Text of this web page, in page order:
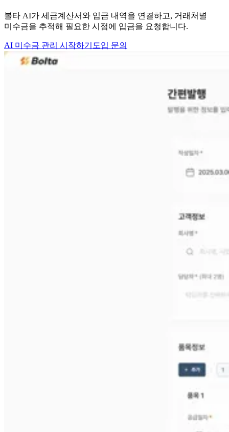
볼타 AI가 세금계산서와 입금 내역을 연결하고, 거래처별
미수금을 추적해 필요한 시점에 입금을 요청합니다.
AI 미수금 관리 시작하기 도입 문의